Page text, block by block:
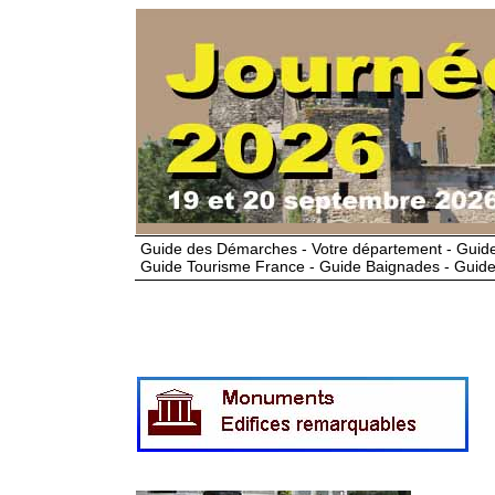
Guide des Démarches - Votre département -
Guide Tourisme France - Guide Baignades -